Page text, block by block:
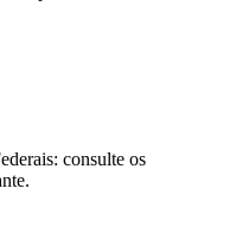
consulte os